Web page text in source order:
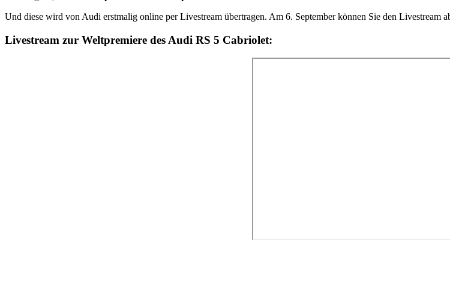
Und diese wird von Audi erstmalig online per Livestream übertragen. Am 6. September können Sie den Livestream
Livestream zur Weltpremiere des Audi RS 5 Cabriolet: